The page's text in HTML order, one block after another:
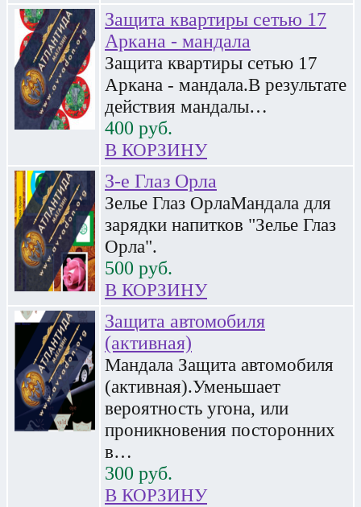
Защита квартиры сетью 17
Аркана - мандала
Защита квартиры сетью 17
Аркана - мандала.В результате
действия мандалы…
400 руб.
В КОРЗИНУ
З-е Глаз Орла
Зелье Глаз ОрлаМандала для
зарядки напитков "Зелье Глаз
Орла".
500 руб.
В КОРЗИНУ
Защита автомобиля
(активная)
Мандала Защита автомобиля
(активная).Уменьшает
вероятность угона, или
проникновения посторонних
в…
300 руб.
В КОРЗИНУ